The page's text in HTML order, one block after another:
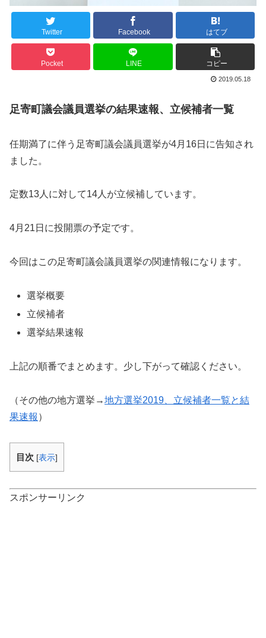
Twitter Facebook はてブ
Pocket LINE コピー
2019.05.18
足寄町議会議員選挙の結果速報、立候補者一覧
任期満了に伴う足寄町議会議員選挙が4月16日に告知され
ました。
定数13人に対して14人が立候補しています。
4月21日に投開票の予定です。
今回はこの足寄町議会議員選挙の関連情報になります。
選挙概要
立候補者
選挙結果速報
上記の順番でまとめます。少し下がって確認ください。
（その他の地方選挙→地方選挙2019、立候補者一覧と結
果速報 ）
目次 [表示]
スポンサーリンク